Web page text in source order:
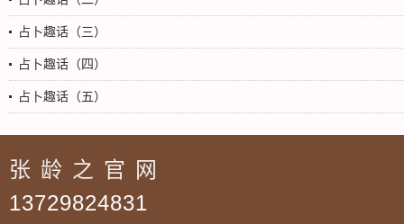
占卜趣话（三）
占卜趣话（四）
占卜趣话（五）
张龄之官网
13729824831